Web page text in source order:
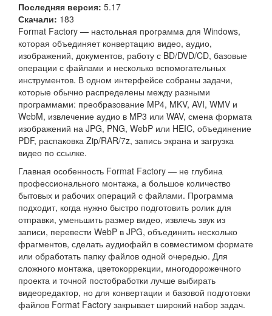
Последняя версия: 5.17
Скачали: 183
Format Factory — настольная программа для Windows,
которая объединяет конвертацию видео, аудио,
изображений, документов, работу с BD/DVD/CD, базовые
операции с файлами и несколько вспомогательных
инструментов. В одном интерфейсе собраны задачи,
которые обычно распределены между разными
программами: преобразование MP4, MKV, AVI, WMV и
WebM, извлечение аудио в MP3 или WAV, смена формата
изображений на JPG, PNG, WebP или HEIC, объединение
PDF, распаковка Zip/RAR/7z, запись экрана и загрузка
видео по ссылке.
Главная особенность Format Factory — не глубина
профессионального монтажа, а большое количество
бытовых и рабочих операций с файлами. Программа
подходит, когда нужно быстро подготовить ролик для
отправки, уменьшить размер видео, извлечь звук из
записи, перевести WebP в JPG, объединить несколько
фрагментов, сделать аудиофайл в совместимом формате
или обработать папку файлов одной очередью. Для
сложного монтажа, цветокоррекции, многодорожечного
проекта и точной постобработки лучше выбирать
видеоредактор, но для конвертации и базовой подготовки
файлов Format Factory закрывает широкий набор задач.